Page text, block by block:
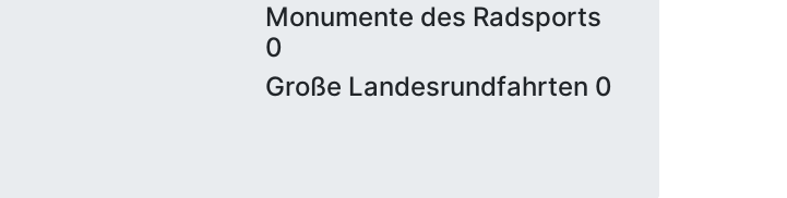
Monumente des Radsports
0
Große Landesrundfahrten 0